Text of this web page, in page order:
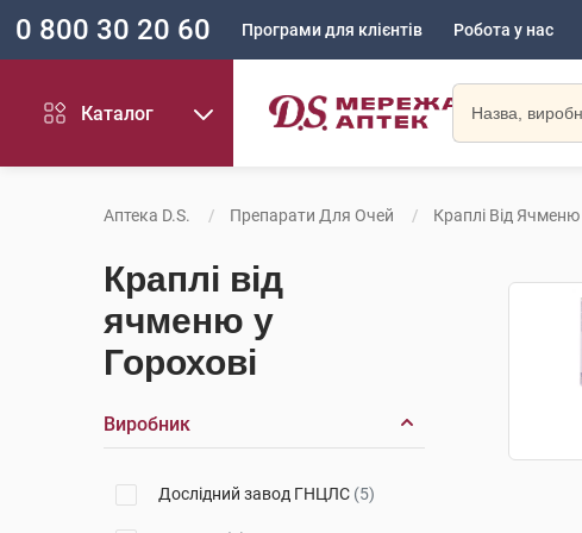
0 800 30 20 60 Програми для клієнтів Робота у нас
Каталог
Аптека D.S. Препарати Для Очей Краплі Від Ячменю
Краплі від
ячменю у
Горохові
Виробник
Дослідний завод ГНЦЛС (5)